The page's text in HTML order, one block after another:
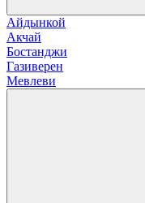
Айдынкой
Акчай
Бостанджи
Газиверен
Мевлеви